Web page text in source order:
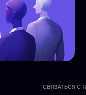
СВЯЗАТЬСЯ С